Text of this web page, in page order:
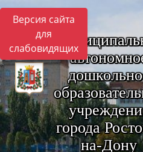
Версия сайта
для
слабовидящих
города
на-Дону